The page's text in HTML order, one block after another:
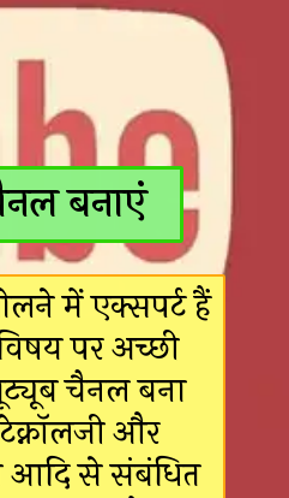
बनाएं
में एक्सपर्ट हैं
पर अच्छी
चैनल बना
और
आदि से संबंधित